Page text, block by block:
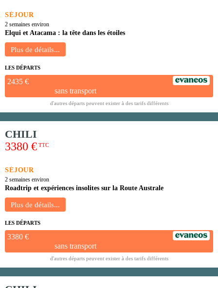
SÉJOUR
2 semaines environ
Elqui et Atacama : la tête dans les étoiles
LES DÉPARTS
2435 €
sans transport
d'autres départs peuvent exister à des tarifs différents
CHILI
3380 € TTC
SÉJOUR
2 semaines environ
Roadtrip et expériences insolites sur la Route Australe
LES DÉPARTS
3380 €
sans transport
d'autres départs peuvent exister à des tarifs différents